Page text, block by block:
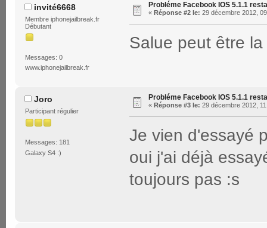
invité6668
Membre iphonejailbreak.fr
Débutant
Messages: 0
www.iphonejailbreak.fr
Probléme Facebook IOS 5.1.1
« Réponse #2 le: 29 décembre 2012,
Salue peut être
Joro
Participant régulier
Messages: 181
Galaxy S4 :)
Probléme Facebook IOS 5.1.1
« Réponse #3 le: 29 décembre 2012,
Je vien d'essayé
oui j'ai déjà
toujours pas :s